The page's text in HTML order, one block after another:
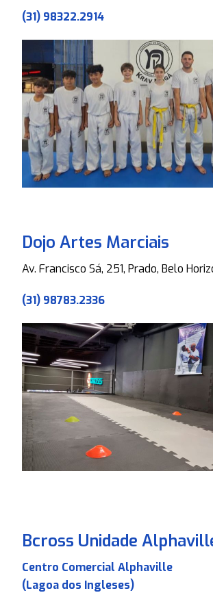
(31) 98322.2914
Dojo Artes Marciais
Av. Francisco Sá, 251, Prado, Belo
(31) 98783.2336
Bcross Unidade
Centro Comercial Alphaville
(Lagoa dos Ingleses)